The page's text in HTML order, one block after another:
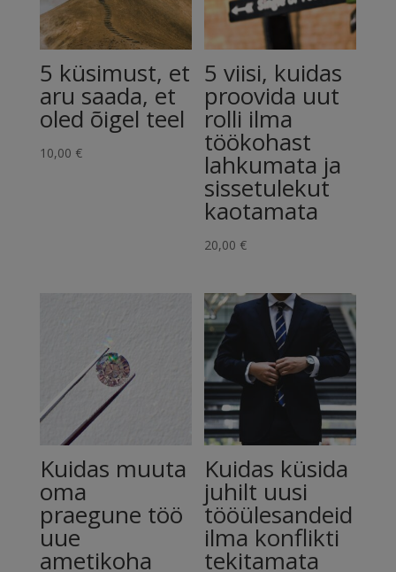
5 küsimust, et
aru saada, et
oled õigel teel
10,00 €
5 viisi, kuidas
proovida uut
rolli ilma
töökohast
lahkumata ja
sissetulekut
kaotamata
20,00 €
Kuidas muuta
oma
praegune töö
uue
ametikoha
Kuidas küsida
juhilt uusi
tööülesandeid
ilma konflikti
tekitamata